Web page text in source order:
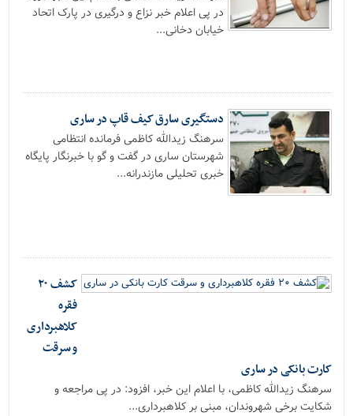
در پی اعلام خبر نزاع و درگیری در پارک اتحاد
خیابان دخانی...
دستگیری سارق کیف قاپ در ساری
سرهنگ زیدالله کاظمی فرمانده انتظامی
شهرستان ساری در گفت و گو با خبرنگار پایگاه
خبری تحلیلی مازندرانه...
کشف ۲۰
فقره
کلاهبرداری
و سرقت
کارت بانکی در ساری
سرهنگ زیدالله کاظمی، با اعلام این خبر، افزود: در پی مراجعه و
شکایت برخی شهروندان، مبنی بر کلاهبرداری...